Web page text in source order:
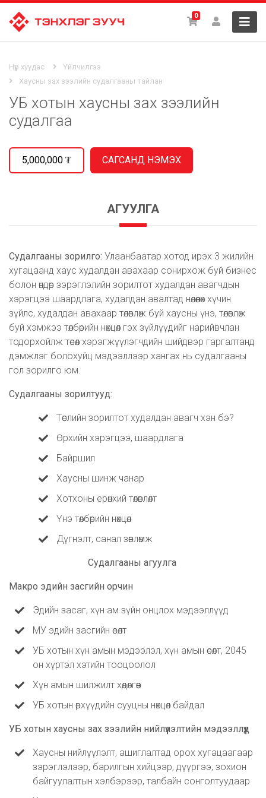
0
Нүүр хуудас
Үйлчилгээ
Хаусны зах зээлийн судалгааны тайлан
УБ хотын хаусны зах зээлийн
судалгаа
5,000,000 ₮
АГУУЛГА
Судалгааны зорилго: Улаанбаатар хотод ирэх 3 жилийн
хугацаанд хаус худалдан авахаар сонирхож буй бизнес
болон өндөр зэрэглэлийн зорилтот худалдан авагчдын
хэрэгцээ шаардлага, худалдан авалтад нөлөөлөх хүчин
зүйлс, худалдан авахаар төлөвлөж буй хаусны үнэ, төлөвлөж
буй хэмжээ төлбөрийн нөхцөл гэх зүйлүүдийг нарийвчлан
тодорхойлж төсөл хэрэгжүүлэгчдийн шийдвэр гаргалтанд
дэмжлэг болохуйц мэдээллээр хангах нь судалгааны
гол зорилго юм.
Судалгааны зорилтууд:
Төслийн зорилтот худалдан авагч хэн бэ?
Өрхийн хэрэгцээ, шаардлага
Байршил
Хаусны шинж чанар
Хотхоны ерөнхий төлөвлөлт
Үнэ төлбөрийн нөхцөл
Дүгнэлт, санал зөвлөмж
Судалгааны агуулга
Макро эдийн засгийн орчин
Эдийн засаг, хүн ам зүйн онцлох мэдээллүүд
МУ эдийн засгийн өсөлт
УБ хотын хүн амын мэдээлэл, хүн амын өсөлт, 2045
он хүртэл хэтийн тооцоолол
Хүн амын шилжилт хөдөлгөөн
УБ хотын өрхүүдийн сууцны нөхцөл байдал
УБ хотын хаусны зах зээлийн нийлүүлэлтийн мэдээллүүд
Хаусны нийлүүлэлт, ашиглалтад орох хугацаагаар
зэрэглэлээр, барилгын хийцээр, дүүргээ, зохион
байгуулалтын хэлбэрээр, талбайн сонголтуудаар